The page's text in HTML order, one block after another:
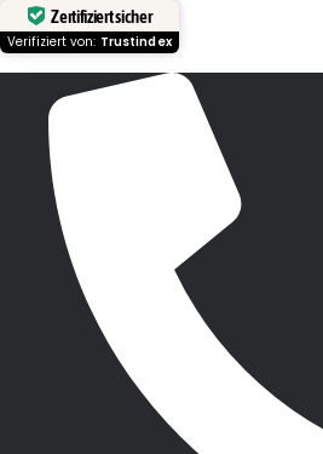
Zertifiziert sicher
Verifiziert von: Trustindex